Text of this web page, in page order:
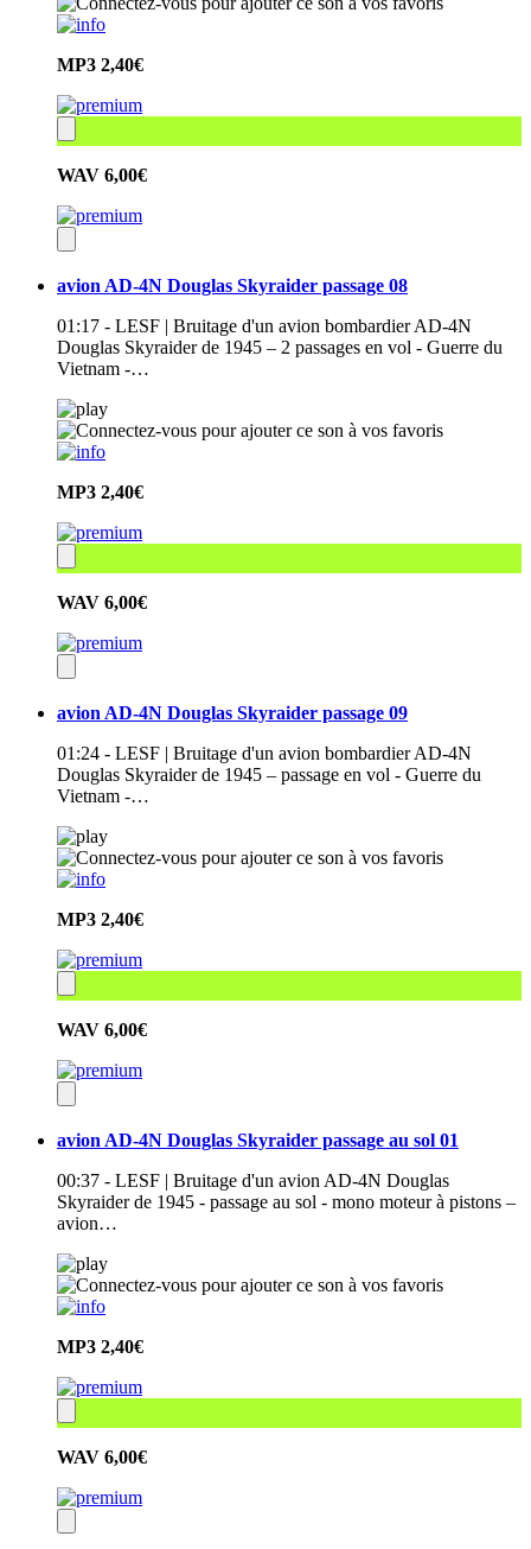
MP3 2,40€
WAV 6,00€
avion AD-4N Douglas Skyraider passage 08
01:17 - LESF | Bruitage d'un avion bombardier AD-4N
Douglas Skyraider de 1945 – 2 passages en vol - Guerre du
Vietnam -…
MP3 2,40€
WAV 6,00€
avion AD-4N Douglas Skyraider passage 09
01:24 - LESF | Bruitage d'un avion bombardier AD-4N
Douglas Skyraider de 1945 – passage en vol - Guerre du
Vietnam -…
MP3 2,40€
WAV 6,00€
avion AD-4N Douglas Skyraider passage au sol 01
00:37 - LESF | Bruitage d'un avion AD-4N Douglas
Skyraider de 1945 - passage au sol - mono moteur à pistons –
avion…
MP3 2,40€
WAV 6,00€